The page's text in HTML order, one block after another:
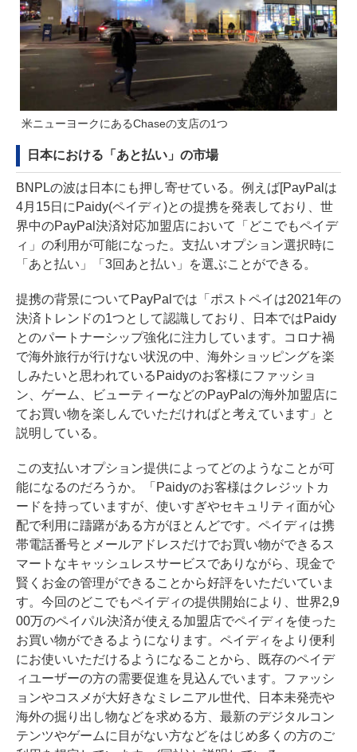
米ニューヨークにあるChaseの支店の1つ
日本における「あと払い」の市場
BNPLの波は日本にも押し寄せている。例えば[PayPalは
4月15日にPaidy(ペイディ)との提携を発表しており
、世
界中のPayPal決済対応加盟店において「どこでもペイデ
ィ」の利用が可能になった。支払いオプション選択時に
「あと払い」「3回あと払い」を選ぶことができる。
提携の背景についてPayPalでは「ポストペイは2021年の
決済トレンドの1つとして認識しており、日本ではPaidy
とのパートナーシップ強化に注力しています。コロナ禍
で海外旅行が行けない状況の中、海外ショッピングを楽
しみたいと思われているPaidyのお客様にファッショ
ン、ゲーム、ビューティーなどのPayPalの海外加盟店に
てお買い物を楽しんでいただければと考えています」と
説明している。
この支払いオプション提供によってどのようなことが可
能になるのだろうか。「Paidyのお客様はクレジットカ
ードを持っていますが、使いすぎやセキュリティ面が心
配で利用に躊躇がある方がほとんどです。ペイディは携
帯電話番号とメールアドレスだけでお買い物ができるス
マートなキャッシュレスサービスでありながら、現金で
賢くお金の管理ができることから好評をいただいていま
す。今回のどこでもペイディの提供開始により、世界2,9
00万のペイパル決済が使える加盟店でペイディを使った
お買い物ができるようになります。ペイディをより便利
にお使いいただけるようになることから、既存のペイデ
ィユーザーの方の需要促進を見込んでいます。ファッシ
ョンやコスメが大好きなミレニアル世代、日本未発売や
海外の掘り出し物などを求める方、最新のデジタルコン
テンツやゲームに目がない方などをはじめ多くの方のご